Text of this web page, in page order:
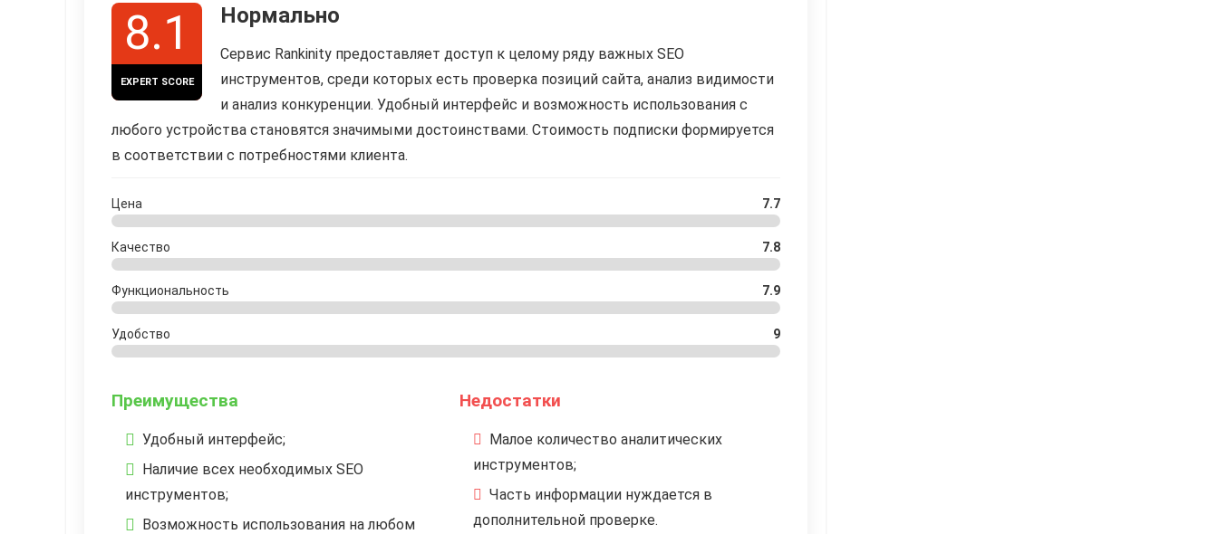
8.1
EXPERT SCORE
Нормально
Сервис Rankinity предоставляет доступ к целому ряду важных SEO
инструментов, среди которых есть проверка позиций сайта, анализ видимости
и анализ конкуренции. Удобный интерфейс и возможность использования с
любого устройства становятся значимыми достоинствами. Стоимость подписки формируется
в соответствии с потребностями клиента.
Цена 7.7
Качество 7.8
Функциональность 7.9
Удобство 9
Преимущества
Удобный интерфейс;
Наличие всех необходимых SEO
инструментов;
Возможность использования на любом
Недостатки
Малое количество аналитических
инструментов;
Часть информации нуждается в
дополнительной проверке.